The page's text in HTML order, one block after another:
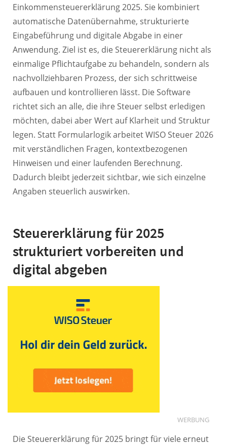
Einkommensteuererklärung 2025. Sie kombiniert
automatische Datenübernahme, strukturierte
Eingabeführung und digitale Abgabe in einer
Anwendung. Ziel ist es, die Steuererklärung nicht als
einmalige Pflichtaufgabe zu behandeln, sondern als
nachvollziehbaren Prozess, der sich schrittweise
aufbauen und kontrollieren lässt. Die Software
richtet sich an alle, die ihre Steuer selbst erledigen
möchten, dabei aber Wert auf Klarheit und Struktur
legen. Statt Formularlogik arbeitet WISO Steuer 2026
mit verständlichen Fragen, kontextbezogenen
Hinweisen und einer laufenden Berechnung.
Dadurch bleibt jederzeit sichtbar, wie sich einzelne
Angaben steuerlich auswirken.
Steuererklärung für 2025
strukturiert vorbereiten und
digital abgeben
WERBUNG
Die Steuererklärung für 2025 bringt für viele erneut